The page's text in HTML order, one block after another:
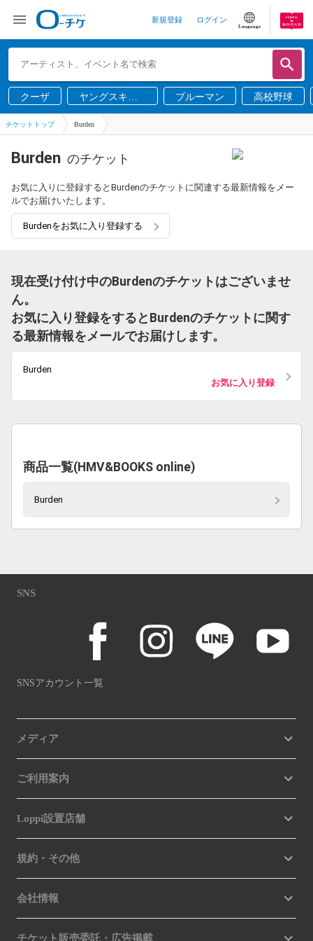
新規登録 ログイン
Language
クーザ
ヤングスキニ
ー
ブルーマン 高校野球
チケットトップ Burden
Burden のチケット
お気に入りに登録するとBurdenのチケットに関連する最新情報をメー
ルでお届けいたします。
Burdenをお気に入り登録する
現在受け付け中のBurdenのチケットはございませ
ん。
お気に入り登録をするとBurdenのチケットに関す
る最新情報をメールでお届けします。
Burden
お気に入り登録
商品一覧(HMV&BOOKS online)
Burden
SNS
SNSアカウント一覧
メディア
ご利用案内
Loppi設置店舗
規約・その他
会社情報
チケット販売委託・広告掲載